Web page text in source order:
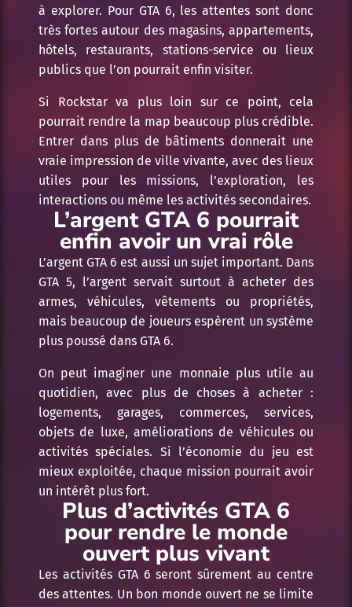
à explorer. Pour GTA 6, les attentes sont donc
très fortes autour des magasins, appartements,
hôtels, restaurants, stations-service ou lieux
publics que l’on pourrait enfin visiter.
Si Rockstar va plus loin sur ce point, cela
pourrait rendre la map beaucoup plus crédible.
Entrer dans plus de bâtiments donnerait une
vraie impression de ville vivante, avec des lieux
utiles pour les missions, l’exploration, les
interactions ou même les activités secondaires.
L’argent GTA 6 pourrait
enfin avoir un vrai rôle
L’argent GTA 6 est aussi un sujet important. Dans
GTA 5, l’argent servait surtout à acheter des
armes, véhicules, vêtements ou propriétés,
mais beaucoup de joueurs espèrent un système
plus poussé dans GTA 6.
On peut imaginer une monnaie plus utile au
quotidien, avec plus de choses à acheter :
logements, garages, commerces, services,
objets de luxe, améliorations de véhicules ou
activités spéciales. Si l’économie du jeu est
mieux exploitée, chaque mission pourrait avoir
un intérêt plus fort.
Plus d’activités GTA 6
pour rendre le monde
ouvert plus vivant
Les activités GTA 6 seront sûrement au centre
des attentes. Un bon monde ouvert ne se limite